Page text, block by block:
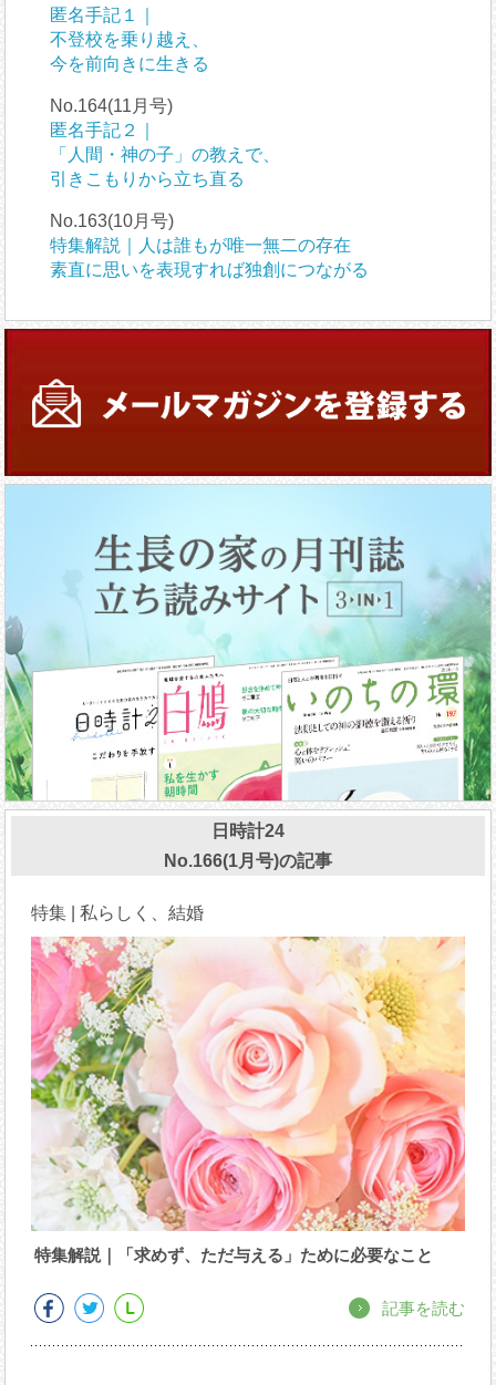
匿名手記１｜
不登校を乗り越え、
今を前向きに生きる
No.164(11月号)
匿名手記２｜
「人間・神の子」の教えで、
引きこもりから立ち直る
No.163(10月号)
特集解説｜人は誰もが唯一無二の存在
素直に思いを表現すれば独創につながる
日時計24
No.166(1月号)の記事
特集 | 私らしく、結婚
特集解説｜「求めず、ただ与える」ために必要なこと
記事を読む